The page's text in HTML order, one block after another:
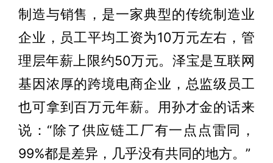
制造与销售，是一家典型的传统制造业
企业，员工平均工资为10万元左右，管
理层年薪上限约50万元。泽宝是互联网
基因浓厚的跨境电商企业，总监级员工
也可拿到百万元年薪。用孙才金的话来
说：“除了供应链工厂有一点点雷同，
99%都是差异，几乎没有共同的地方。”